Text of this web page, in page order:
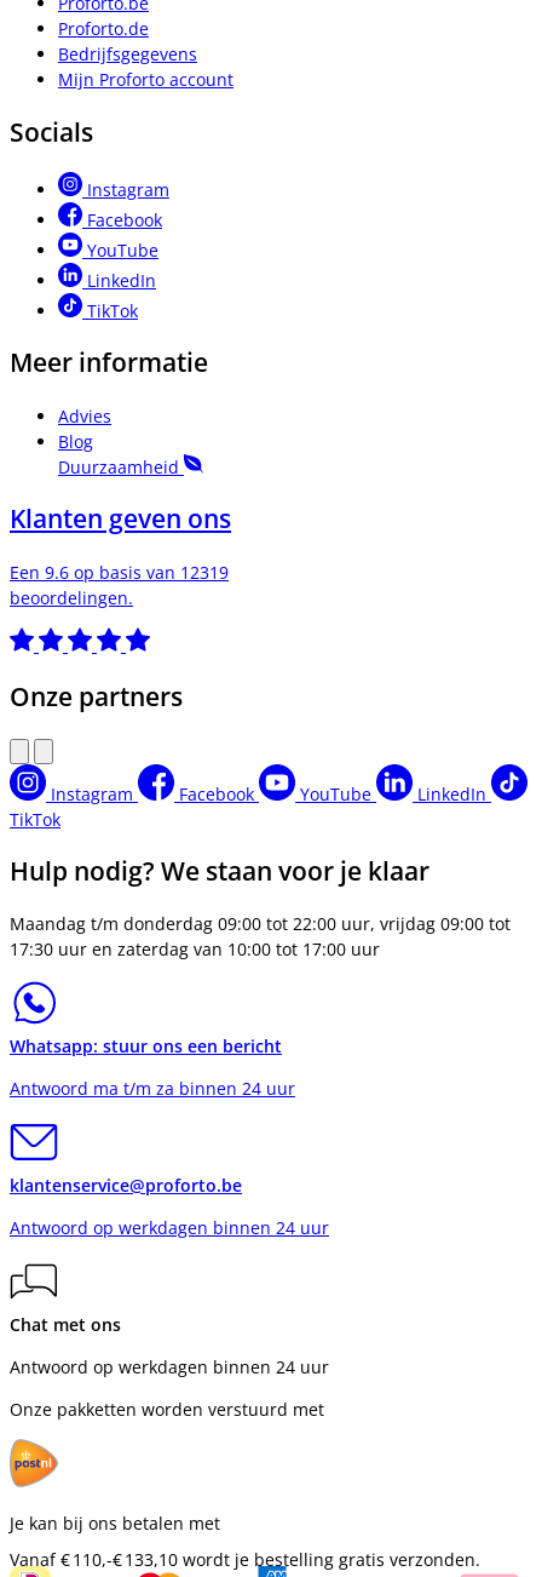
Proforto.de
Bedrijfsgegevens
Mijn Proforto account
Socials
Instagram
Facebook
YouTube
LinkedIn
TikTok
Meer informatie
Advies
Blog
Duurzaamheid
Klanten geven ons
Een 9.6 op basis van 12319
beoordelingen.
Onze partners
Instagram Facebook YouTube
LinkedIn
TikTok
Hulp nodig? We staan voor je klaar
Maandag t/m donderdag 09:00 tot 22:00 uur, vrijdag 09:00 tot
17:30 uur en zaterdag van 10:00 tot 17:00 uur
Whatsapp: stuur ons een bericht
Antwoord ma t/m za binnen 24 uur
klantenservice@proforto.be
Antwoord op werkdagen binnen 24 uur
Chat met ons
Antwoord op werkdagen binnen 24 uur
Onze pakketten worden verstuurd met
Je kan bij ons betalen met
Vanaf€ 110,-€ 133,10 wordt je bestelling gratis verzonden.